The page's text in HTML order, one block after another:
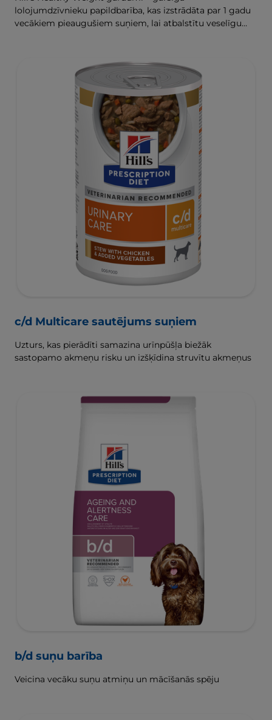
lolojumdzīvnieku papildbarība, kas izstrādāta par 1 gadu
vecākiem pieaugušiem suņiem, lai atbalstītu veselīgu
c/d Multicare sautējums suņiem
Uzturs, kas pierādīti samazina urīnpūšļa biežāk
sastopamo akmeņu risku un izšķīdina struvītu akmeņus
b/d suņu barība
Veicina vecāku suņu atmiņu un mācīšanās spēju